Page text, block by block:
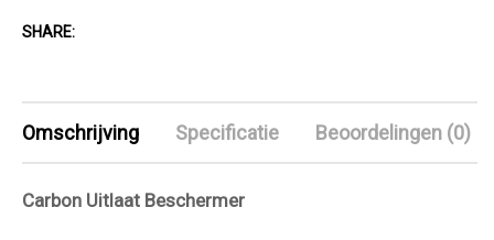
SHARE:
Omschrijving Specificatie Beoordelingen (0)
Carbon Uitlaat Beschermer